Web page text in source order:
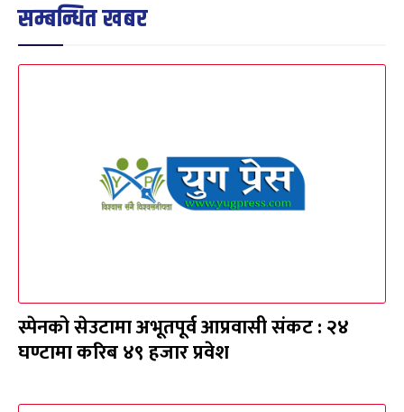
सम्बन्धित खबर
स्पेनको सेउटामा अभूतपूर्व आप्रवासी संकट : २४
घण्टामा करिब ४९ हजार प्रवेश